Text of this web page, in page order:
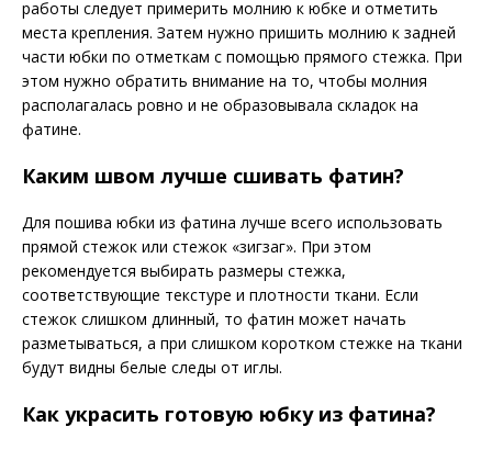
работы следует примерить молнию к юбке и отметить
места крепления. Затем нужно пришить молнию к задней
части юбки по отметкам с помощью прямого стежка. При
этом нужно обратить внимание на то, чтобы молния
располагалась ровно и не образовывала складок на
фатине.
Каким швом лучше сшивать фатин?
Для пошива юбки из фатина лучше всего использовать
прямой стежок или стежок «зигзаг». При этом
рекомендуется выбирать размеры стежка,
соответствующие текстуре и плотности ткани. Если
стежок слишком длинный, то фатин может начать
разметываться, а при слишком коротком стежке на ткани
будут видны белые следы от иглы.
Как украсить готовую юбку из фатина?